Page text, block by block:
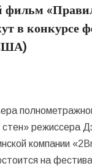
фильм
в конкурсе
режиссера
компании
на